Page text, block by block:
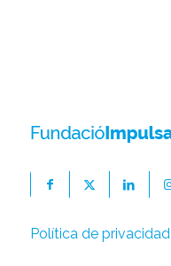
Política de privacidad